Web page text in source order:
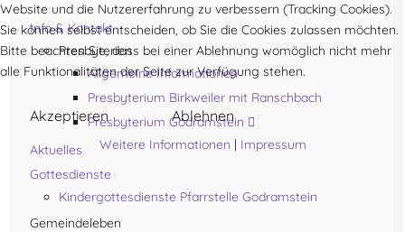
Info & Kontakt
Presbyterien
Allgemeine Informationen
Presbyterium Birkweiler mit Ranschbach
Presbyterium Godramstein
Aktuelles
Gottesdienste
Kindergottesdienste Pfarrstelle Godramstein
Gemeindeleben
Website und die Nutzererfahrung zu verbessern (Tracking Cookies).
Sie können selbst entscheiden, ob Sie die Cookies zulassen möchten.
Bitte beachten Sie, dass bei einer Ablehnung womöglich nicht mehr
alle Funktionalitäten der Seite zur Verfügung stehen.
Akzeptieren Ablehnen
Weitere Informationen | Impressum